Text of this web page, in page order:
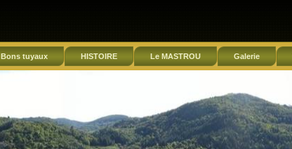
Bons tuyaux HISTOIRE Le MASTROU Galerie